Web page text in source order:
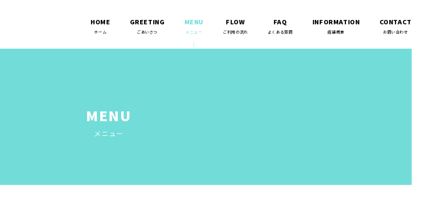
HOME GREETING MENU FLOW FAQ INFORMATION CONTACT
MENU
メニュー